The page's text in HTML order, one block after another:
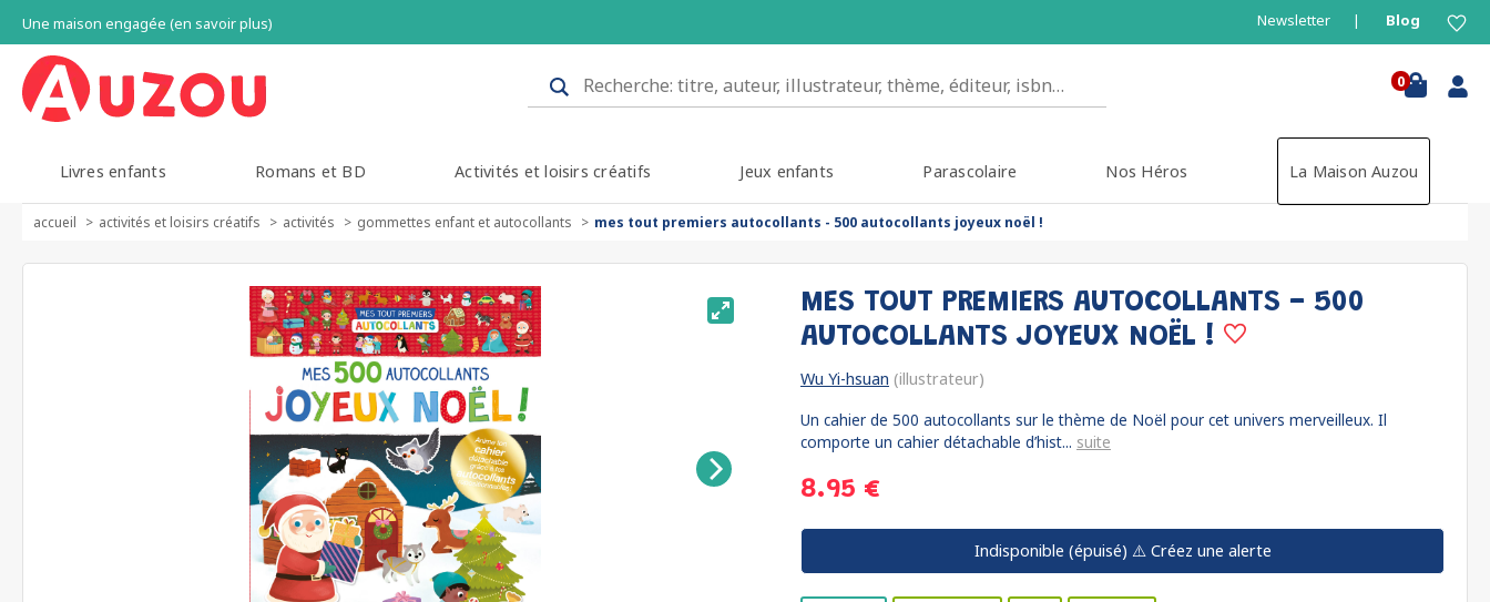
Une maison engagée (en savoir plus) Newsletter Blog
0
Livres enfants Romans et BD Activités et loisirs créatifs Jeux enfants Parascolaire Nos Héros La Maison Auzou
accueil activités et loisirs créatifs activités gommettes enfant et autocollants mes tout premiers autocollants - 500 autocollants joyeux noël !
MES TOUT PREMIERS AUTOCOLLANTS - 500
AUTOCOLLANTS JOYEUX NOËL !
Wu Yi-hsuan (illustrateur)
Un cahier de 500 autocollants sur le thème de Noël pour cet univers merveilleux. Il
comporte un cahier détachable d’hist... suite
8.95 €
Indisponible (épuisé) ⚠️ Créez une alerte